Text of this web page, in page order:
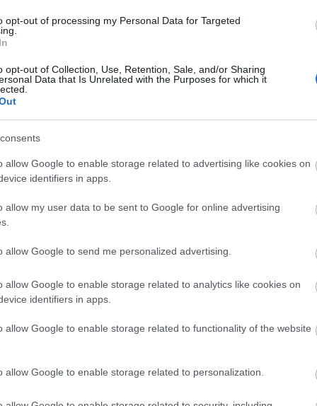
opt-out of processing my Personal Data for Targeted
opt-out of Collection, Use, Retention, Sale, and/or Sharing
Data that Is Unrelated with the Purposes for which it
allow Google to enable storage related to advertising like cookies on
identifiers in apps.
allow my user data to be sent to Google for online advertising
allow Google to send me personalized advertising.
allow Google to enable storage related to analytics like cookies on
identifiers in apps.
allow Google to enable storage related to functionality of the website
allow Google to enable storage related to personalization.
égésű motor széndioxid-kibocsátás CO2 kibocsátás német autóipar
autók elterjedése?
meg veletek egy interjúból, amit a Berylls
vezetőjével folytattak tüzelőanyagcella témában.
a hangsúlyos területe. Arról kérdezték
TOVÁBB
Szólj hozzá!
Radics